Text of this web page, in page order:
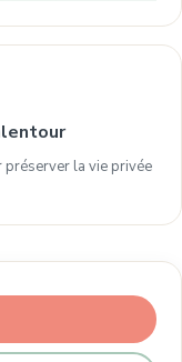
préserver la vie privée